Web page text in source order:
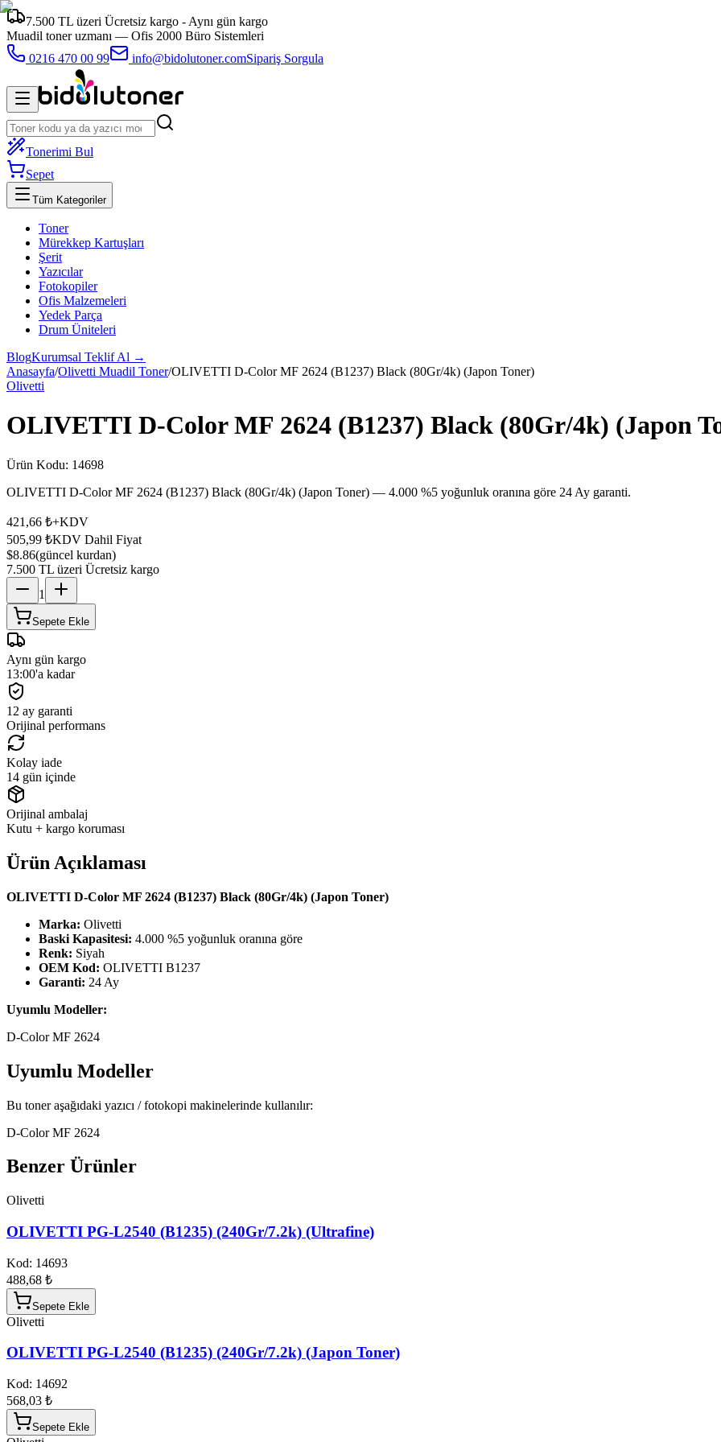
7.500 TL üzeri Ücretsiz kargo - Aynı gün kargo
Muadil toner uzmanı — Ofis 2000 Büro Sistemleri
0216 470 00 99
info@bidolutoner.comSipariş Sorgula
Tonerimi Bul
Sepet
Tüm Kategoriler
Toner
Mürekkep Kartuşları
Şerit
Yazıcılar
Fotokopiler
Ofis Malzemeleri
Yedek Parça
Drum Üniteleri
BlogKurumsal Teklif Al →
Anasayfa/Olivetti Muadil Toner/OLIVETTI D-Color MF 2624 (B1237) Black (80Gr/4k) (Japon Toner)
Olivetti
OLIVETTI D-Color MF 2624 (B1237) Black (80Gr/4k) (Japon
Ürün Kodu: 14698
OLIVETTI D-Color MF 2624 (B1237) Black (80Gr/4k) (Japon Toner) — 4.000 %5 yoğunluk oranına göre 24 Ay garanti.
421,66 ₺+KDV
505,99 ₺KDV Dahil Fiyat
$8.86(güncel kurdan)
7.500 TL üzeri Ücretsiz kargo
1
Sepete Ekle
Aynı gün kargo
13:00'a kadar
12 ay garanti
Orijinal performans
Kolay iade
14 gün içinde
Orijinal ambalaj
Kutu + kargo koruması
Ürün Açıklaması
OLIVETTI D-Color MF 2624 (B1237) Black (80Gr/4k) (Japon Toner)
Marka: Olivetti
Baski Kapasitesi: 4.000 %5 yoğunluk oranına göre
Renk: Siyah
OEM Kod: OLIVETTI B1237
Garanti: 24 Ay
Uyumlu Modeller:
D-Color MF 2624
Uyumlu Modeller
Bu toner aşağıdaki yazıcı / fotokopi makinelerinde kullanılır:
D-Color MF 2624
Benzer Ürünler
Olivetti
OLIVETTI PG-L2540 (B1235) (240Gr/7.2k) (Ultrafine)
Kod: 14693
488,68 ₺
Sepete Ekle
Olivetti
OLIVETTI PG-L2540 (B1235) (240Gr/7.2k) (Japon Toner)
Kod: 14692
568,03 ₺
Sepete Ekle